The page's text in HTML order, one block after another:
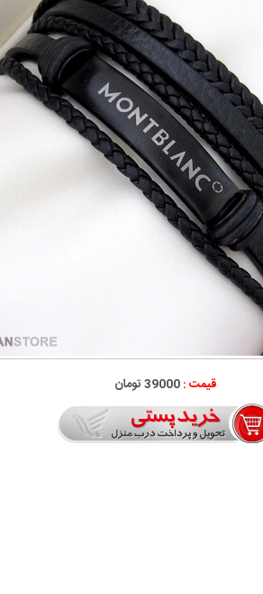
قیمت :39000 تومان